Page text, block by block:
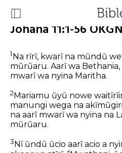
Johana 11:1-56
1Na rĩrĩ, kwarĩ na mũndũ
mũrũaru. Aarĩ wa
mwarĩ wa nyina Maritha.
2 Mariamu ũyũ nowe
manungi wega na
na aarĩ mwarĩ wa nyina na
mũrũaru.
3 Nĩ ũndũ ũcio aarĩ acio a